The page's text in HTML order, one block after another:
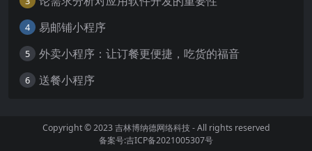
4 易邮铺小程序
5 外卖小程序：让订餐更便捷，吃货的福音
6 送餐小程序
Copyright © 2023吉林博纳德网络科技- All rights reserved
备案号:吉ICP备2021005307号